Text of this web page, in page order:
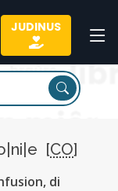
JUDINUS
[CO]
di